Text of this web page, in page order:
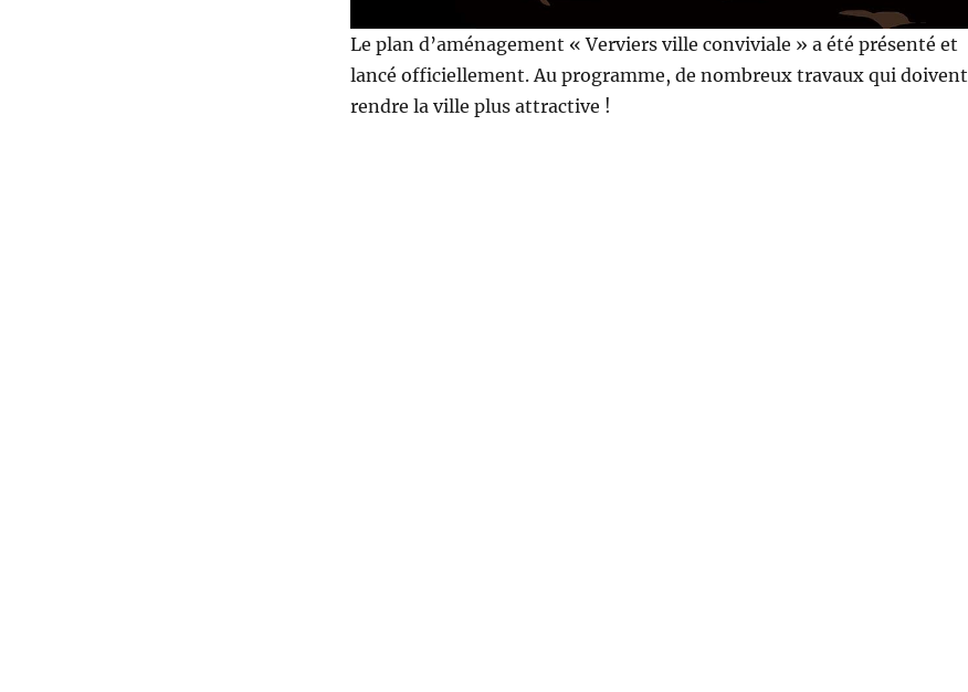
Le plan d’aménagement « Verviers ville conviviale » a été présenté et
lancé officiellement. Au programme, de nombreux travaux qui doivent
rendre la ville plus attractive !